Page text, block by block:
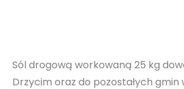
Sól drogową workowaną 25 kg
Drzycim oraz do pozostałych gmin